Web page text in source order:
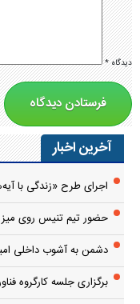
دیدگاه*
آخرین اخبار
اجرای طرح «زندگی با
حضور تیم تنیس روی
دشمن به آشوب داخلی
برگزاری جلسه کارگروه